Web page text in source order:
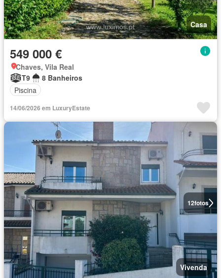
Casa
549 000 €
Chaves, Vila Real
T9
8 Banheiros
Piscina
14/06/2026 em LuxuryEstate
12fotos
Vivenda